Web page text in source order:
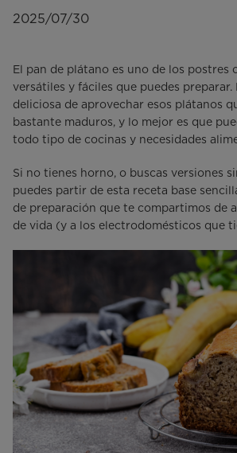
2025/07/30
El pan de plátano es uno de los postres
versátiles y fáciles que puedes preparar.
deliciosa de aprovechar esos plátanos
bastante maduros, y lo mejor es que
todo tipo de cocinas y necesidades
Si no tienes horno, o buscas versiones
puedes partir de esta receta base
de preparación que te compartimos de
de vida (y a los electrodomésticos que